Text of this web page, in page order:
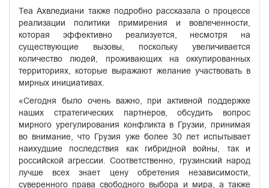
Теа Ахвледиани также подробно рассказала о процессе
реализации политики примирения и вовлеченности,
которая эффективно реализуется, несмотря на
существующие вызовы, поскольку увеличивается
количество людей, проживающих на оккупированных
территориях, которые выражают желание участвовать в
мирных инициативах.
«Сегодня было очень важно, при активной поддержке
наших стратегических партнеров, обсудить вопрос
мирного урегулирования конфликта в Грузии, принимая
во внимание, что Грузия уже более 30 лет испытывает
наихудшие последствия как гибридной войны, так и
российской агрессии. Соответственно, грузинский народ
лучше всех знает цену обретения независимости,
суверенного права свободного выбора и мира, а также